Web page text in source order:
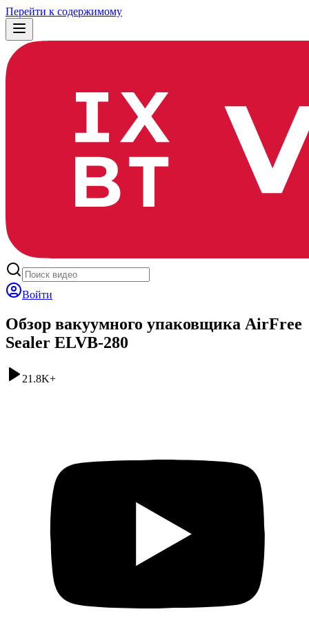
Перейти к содержимому
Войти
Обзор вакуумного упаковщика AirFree
Sealer ELVB-280
21.8K+